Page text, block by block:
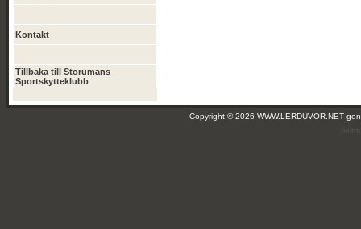
Kontakt
Tillbaka till Storumans
Sportskytteklubb
Copyright © 2026 WWW.LERDUVOR.NET